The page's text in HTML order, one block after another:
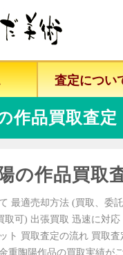
査定につい
作品買取査定
の作品買取
最適売却方法 (買取、委
取可) 出張買取 迅速に対
ト 買取査定の流れ 買取
重陶陽作品の買取実績が